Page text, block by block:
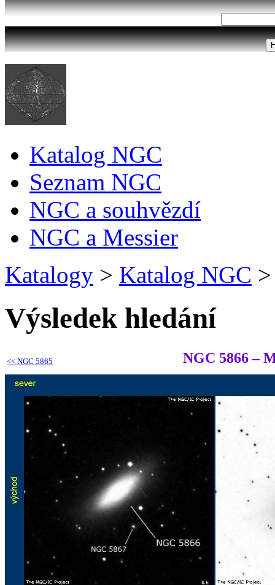
Katalog NGC
Seznam NGC
NGC a souhvězdí
NGC a Messier
Katalogy > Katalog NGC >
Výsledek hledání
<< NGC 5865 NGC 5866 –